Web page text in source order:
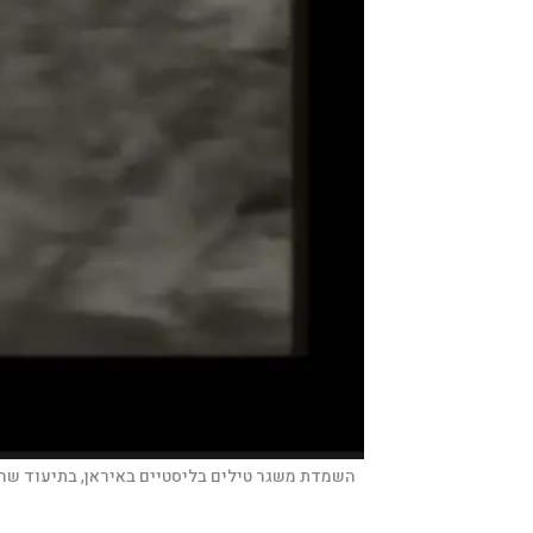
השמדת משגר טילים בליסטיים באיראן, בתיעוד